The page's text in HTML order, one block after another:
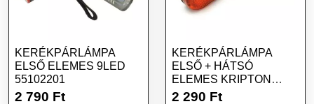
KERÉKPÁRLÁMPA
ELSŐ ELEMES 9LED
55102201
2 790 Ft
KERÉKPÁRLÁMPA
ELSŐ + HÁTSÓ
ELEMES KRIPTON
55322110
2 290 Ft